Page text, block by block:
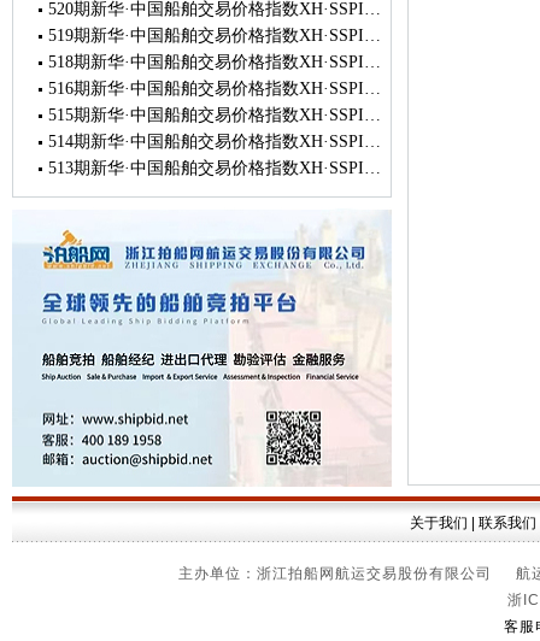
520期新华·中国船舶交易价格指数XH·SSPI市场简报
519期新华·中国船舶交易价格指数XH·SSPI市场简报
518期新华·中国船舶交易价格指数XH·SSPI市场简报
516期新华·中国船舶交易价格指数XH·SSPI市场简报
515期新华·中国船舶交易价格指数XH·SSPI市场简报
514期新华·中国船舶交易价格指数XH·SSPI市场简报
513期新华·中国船舶交易价格指数XH·SSPI市场简报
关于我们 联系我们
主办单位：浙江拍船网航运交易股份有限公司
浙
客服